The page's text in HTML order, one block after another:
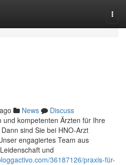
News
Discuss
kompetenten Ärzten für Ihre
sind Sie bei HNO-Arzt
engagiertes Team aus
und
36187126/praxis-für-